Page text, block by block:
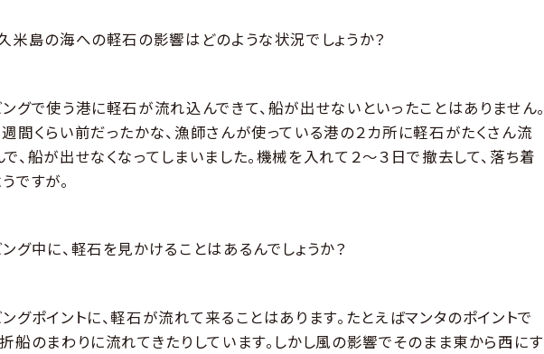
米島の海への軽石の影響はどのような状況でしょうか？
グで使う港に軽石が流れ込んできて、船が出せないといったことはありません。
間くらい前だったかな、漁師さんが使っている港の２カ所に軽石がたくさん流
、船が出せなくなってしまいました。機械を入れて２～３日で撤去して、落ち着
ですが。
グ中に、軽石を見かけることはあるんでしょうか？
グポイントに、軽石が流れて来ることはあります。たとえばマンタのポイントで
船のまわりに流れてきたりしています。しかし風の影響でそのまま東から西にす